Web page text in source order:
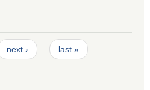
next › last »